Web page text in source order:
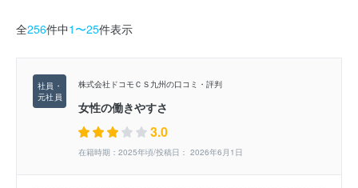
全256件中1〜25件表示
株式会社ドコモＣＳ九州の口コミ・評判
女性の働きやすさ
3.0
在籍時期：2025年頃/投稿日： 2026年6月1日